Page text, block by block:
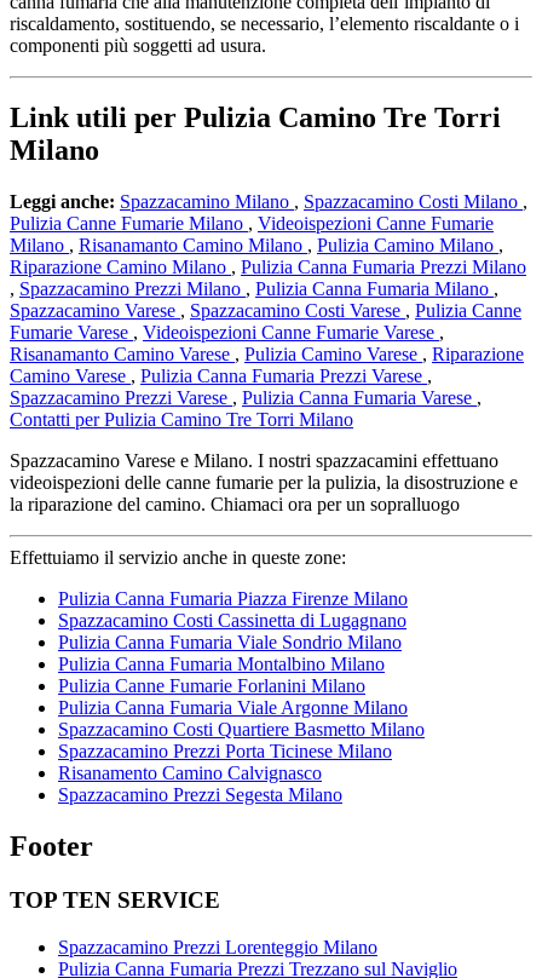
riscaldamento, sostituendo, se necessario, l’elemento riscaldante o i
componenti più soggetti ad usura.
Link utili per Pulizia Camino Tre Torri
Milano
Leggi anche: Spazzacamino Milano , Spazzacamino Costi Milano ,
Pulizia Canne Fumarie Milano , Videoispezioni Canne Fumarie
Milano , Risanamanto Camino Milano , Pulizia Camino Milano ,
Riparazione Camino Milano , Pulizia Canna Fumaria Prezzi Milano
, Spazzacamino Prezzi Milano , Pulizia Canna Fumaria Milano ,
Spazzacamino Varese , Spazzacamino Costi Varese , Pulizia Canne
Fumarie Varese , Videoispezioni Canne Fumarie Varese ,
Risanamanto Camino Varese , Pulizia Camino Varese , Riparazione
Camino Varese , Pulizia Canna Fumaria Prezzi Varese ,
Spazzacamino Prezzi Varese , Pulizia Canna Fumaria Varese ,
Contatti per Pulizia Camino Tre Torri Milano
Spazzacamino Varese e Milano. I nostri spazzacamini effettuano
videoispezioni delle canne fumarie per la pulizia, la disostruzione e
la riparazione del camino. Chiamaci ora per un sopralluogo
Effettuiamo il servizio anche in queste zone:
Pulizia Canna Fumaria Piazza Firenze Milano
Spazzacamino Costi Cassinetta di Lugagnano
Pulizia Canna Fumaria Viale Sondrio Milano
Pulizia Canna Fumaria Montalbino Milano
Pulizia Canne Fumarie Forlanini Milano
Pulizia Canna Fumaria Viale Argonne Milano
Spazzacamino Costi Quartiere Basmetto Milano
Spazzacamino Prezzi Porta Ticinese Milano
Risanamento Camino Calvignasco
Spazzacamino Prezzi Segesta Milano
Footer
TOP TEN SERVICE
Spazzacamino Prezzi Lorenteggio Milano
Pulizia Canna Fumaria Prezzi Trezzano sul Naviglio